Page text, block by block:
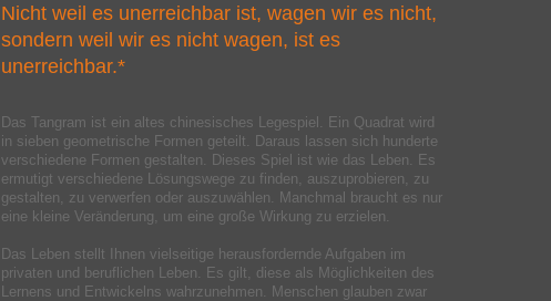
Nicht weil es unerreichbar ist, wagen wir es nicht,
sondern weil wir es nicht wagen, ist es
unerreichbar.*
Das Tangram ist ein altes chinesisches Legespiel. Ein Quadrat wird
in sieben geometrische Formen geteilt. Daraus lassen sich hunderte
verschiedene Formen gestalten. Dieses Spiel ist wie das Leben. Es
ermutigt verschiedene Lösungswege zu finden, auszuprobieren, zu
gestalten, zu verwerfen oder auszuwählen. Manchmal braucht es nur
eine kleine Veränderung, um eine große Wirkung zu erzielen.
Das Leben stellt Ihnen vielseitige herausfordernde Aufgaben im
privaten und beruflichen Leben. Es gilt, diese als Möglichkeiten des
Lernens und Entwickelns wahrzunehmen. Menschen glauben zwar